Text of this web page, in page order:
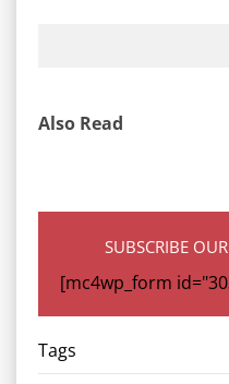
Also Read
SUBSCRIBE
[mc4wp_form
Tags